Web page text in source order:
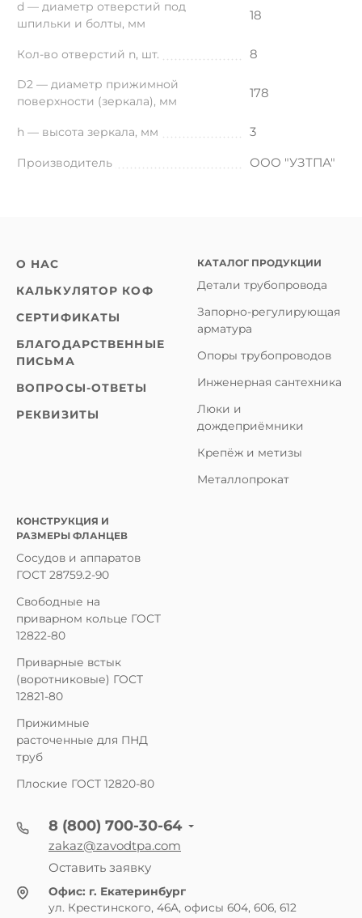
d — диаметр отверстий под
шпильки и болты, мм
18
Кол-во отверстий n, шт. 8
D2 — диаметр прижимной
поверхности (зеркала), мм
178
h — высота зеркала, мм 3
Производитель ООО "УЗТПА"
О НАС
КАЛЬКУЛЯТОР КОФ
СЕРТИФИКАТЫ
БЛАГОДАРСТВЕННЫЕ
ПИСЬМА
ВОПРОСЫ-ОТВЕТЫ
РЕКВИЗИТЫ
КАТАЛОГ ПРОДУКЦИИ
Детали трубопровода
Запорно-регулирующая
арматура
Опоры трубопроводов
Инженерная сантехника
Люки и
дождеприёмники
Крепёж и метизы
Металлопрокат
КОНСТРУКЦИЯ И
РАЗМЕРЫ ФЛАНЦЕВ
Сосудов и аппаратов
ГОСТ 28759.2-90
Свободные на
приварном кольце ГОСТ
12822-80
Приварные встык
(воротниковые) ГОСТ
12821-80
Прижимные
расточенные для ПНД
труб
Плоские ГОСТ 12820-80
8 (800) 700-30-64
zakaz@zavodtpa.com
Оставить заявку
Офис: г. Екатеринбург
ул. Крестинского, 46А, офисы 604, 606, 612